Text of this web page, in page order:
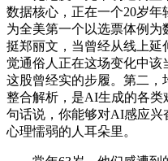
数据核心，正在一个20岁
为全美第一个以选票体例为
挺郑丽文，当曾经从线上
觉通俗人正在这场变化中该
这股曾经实的步履。第二
整合解析，是AI生成的各类
句话说，你能够对AI感应兴
心理懦弱的人耳朵里。